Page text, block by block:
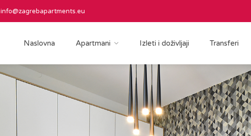
info@zagrebapartments.eu
Naslovna Apartmani Izleti i doživljaji Transferi